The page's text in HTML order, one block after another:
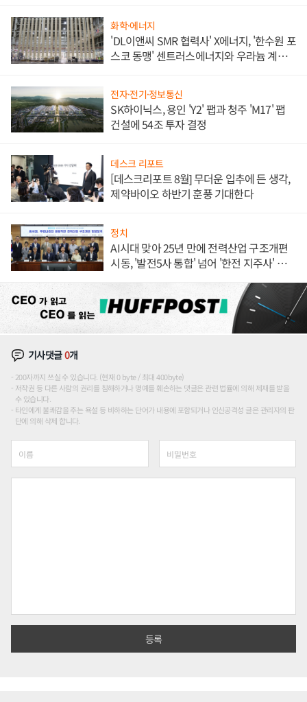
화학·에너지
'DL이앤씨 SMR 협력사' X에너지, '한수원 포
스코 동맹' 센트러스에너지와 우라늄 계약
전자·전기·정보통신
SK하이닉스, 용인 'Y2' 팹과 청주 'M17' 팹
건설에 54조 투자 결정
데스크 리포트
[데스크리포트 8월] 무더운 입추에 든 생각,
제약바이오 하반기 훈풍 기대한다
정치
AI시대 맞아 25년 만에 전력산업 구조개편
시동, '발전5사 통합' 넘어 '한전 지주사' 재편
기사댓글0개
200자까지 쓰실 수 있습니다. (현재 0 byte / 최대 400byte)
저작권 등 다른 사람의 권리를 침해하거나 명예를 훼손하는 댓글은 관련 법률에 의해 제재를 받을
수 있습니다.
타인에게 불쾌감을 주는 욕설 등 비하하는 단어가 내용에 포함되거나 인신공격성 글은 관리자의 판
단에 의해 삭제 합니다.